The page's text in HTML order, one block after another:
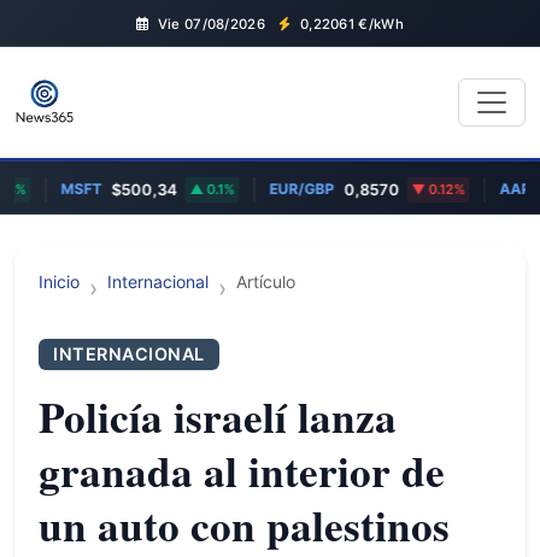
Vie 07/08/2026 0,22061 €/kWh
MSFT $500,34 0.1% EUR/GBP 0,8570 0.12% AAPL
Inicio Internacional Artículo
INTERNACIONAL
Policía israelí lanza
granada al interior de
un auto con palestinos